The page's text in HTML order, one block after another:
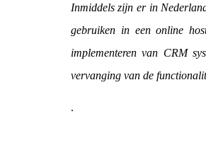
Inmiddels zijn er in
gebruiken in een online
implementeren van CRM
vervanging van de
.